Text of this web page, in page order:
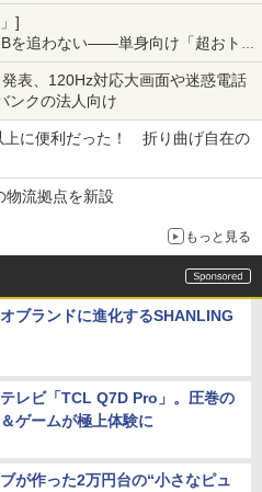
]
を追わない――単身向け「超おトク
点
表、120Hz対応大画面や迷惑電話
ンクの法人向け
上に便利だった！ 折り曲げ自在の
物流拠点を新設
もっと見る
ブランドに進化するSHANLING
レビ「TCL Q7D Pro」。圧巻の
ゲームが極上体験に
が作った2万円台の“小さなピュ